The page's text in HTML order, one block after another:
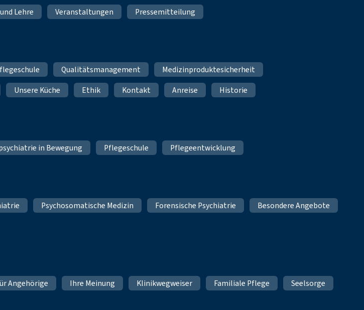
Lehre Veranstaltungen Pressemitteilung
Qualitätsmanagement
Medizinproduktesicherheit
Unsere Küche Ethik Kontakt Anreise Historie
in Bewegung Pflegeschule Pflegeentwicklung
Psychosomatische Medizin Forensische Psychiatrie
Besondere Angebote
Angehörige Ihre Meinung Klinikwegweiser Familiale Pflege
Seelsorge